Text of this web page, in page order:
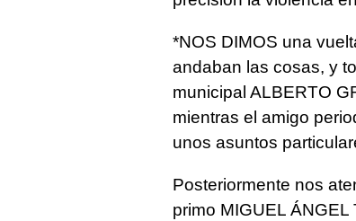
*NOS DIMOS una
andaban las cosas, y
municipal ALBERTO
mientras el amigo
unos asuntos
Posteriormente nos
primo MIGUEL